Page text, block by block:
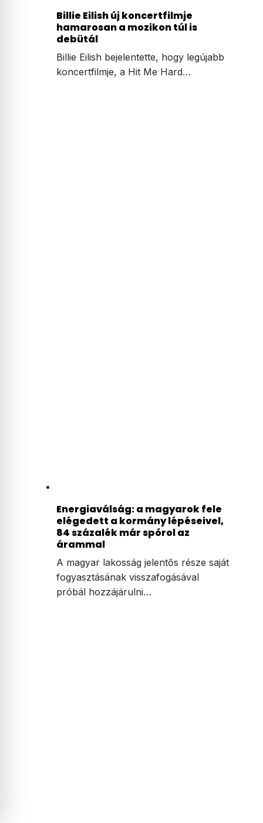
Billie Eilish új koncertfilmje
hamarosan a mozikon túl is
debütál
Billie Eilish bejelentette, hogy legújabb
koncertfilmje, a Hit Me Hard…
Energiaválság: a magyarok fele
elégedett a kormány lépéseivel,
84 százalék már spórol az
árammal
A magyar lakosság jelentős része saját
fogyasztásának visszafogásával
próbál hozzájárulni…